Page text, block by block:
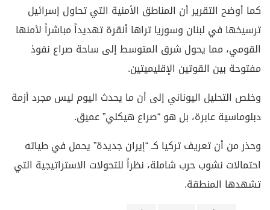
كما أوضح التقرير أن المناطق الأمنية التي تحاول إسرائيل
ترسيخها في لبنان وسوريا تراها أنقرة تهديداً مباشراً لأمنها
القومي، مما يحول شرق المتوسط إلى ساحة صراع نفوذ
مفتوحة بين القوتين الإقليميتين.
وخلص التحليل اليوناني إلى أن ما يحدث اليوم ليس مجرد أزمة
دبلوماسية عابرة، بل هو “صراع هيكلي” عميق.
وحذر من أن تعريف تركيا كـ “إيران جديدة” يحمل في طياته
احتمالات نشوب حرب شاملة، نظراً للتحولات الاستراتيجية التي
تشهدها المنطقة.